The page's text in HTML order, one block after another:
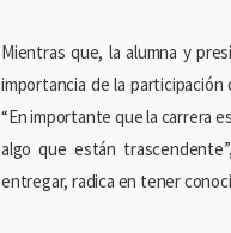
Mientras que, la alumna y
importancia de la
“En importante que la carrera
algo que están
entregar, radica en tener